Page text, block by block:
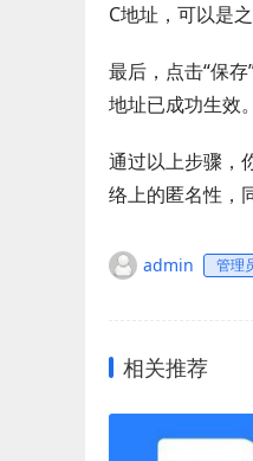
C地址，可以是
最后，点击“保
地址已成功生效。
通过以上步骤，
络上的匿名性，
admin 管理
相关推荐